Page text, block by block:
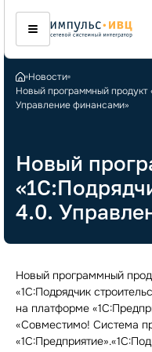
Новости
Новый программный продукт
Управление финансами»
Новый
4.0.
Новый программный
«1С:Подрядчик
на платформе
«Совместимо! Система